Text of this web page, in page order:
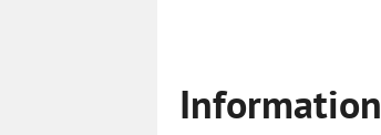
Information